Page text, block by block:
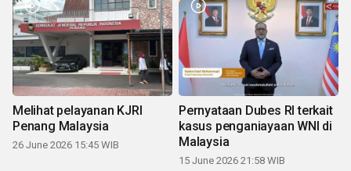
Melihat pelayanan KJRI
Penang Malaysia
26 June 2026 15:45 WIB
Pernyataan Dubes RI terkait
kasus penganiayaan WNI di
Malaysia
15 June 2026 21:58 WIB